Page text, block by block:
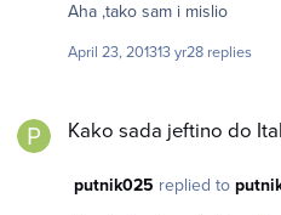
Aha ,tako sam i mislio
April 23, 201313 yr28 replies
Kako sada jeftino do
putnik025 replied to